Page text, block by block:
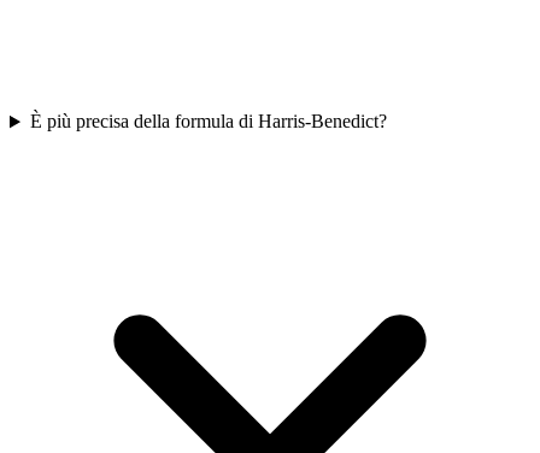
È più precisa della formula di Harris-Benedict?